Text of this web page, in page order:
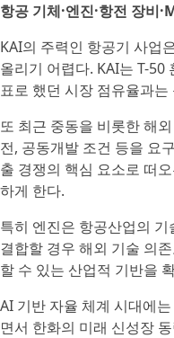
항공 기체·엔진·항전 장비
KAI의 주력인 항공기 사업
올리기 어렵다. KAI는 T-
표로 했던 시장 점유율과
또 최근 중동을 비롯한 해
전, 공동개발 조건 등을 요
출 경쟁의 핵심 요소로 떠
하게 한다.
특히 엔진은 항공산업의
결합할 경우 해외 기술 의
할 수 있는 산업적 기반을
AI 기반 자율 체계 시대에
면서 한화의 미래 신성장